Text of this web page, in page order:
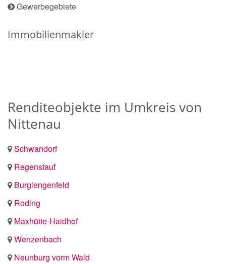
Gewerbegebiete
Immobilienmakler
Renditeobjekte im Umkreis von
Nittenau
Schwandorf
Regenstauf
Burglengenfeld
Roding
Maxhütte-Haidhof
Wenzenbach
Neunburg vorm Wald